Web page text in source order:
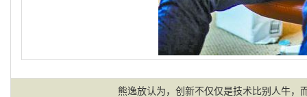
熊逸放认为，创新不仅仅是技术比别人牛，